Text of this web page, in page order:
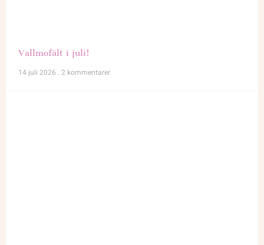
Vallmofält i juli!
14 juli 2026 2 kommentarer